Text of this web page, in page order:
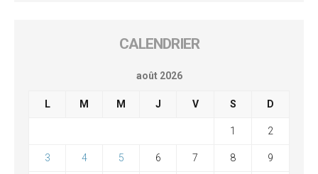
CALENDRIER
août 2026
L M M J V S D
1 2
3 4 5 6 7 8 9